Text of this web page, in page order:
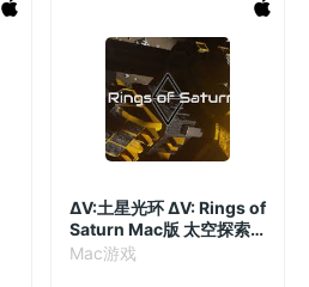
ΔV:土星光环 ΔV: Rings of
Saturn Mac版 太空探索
游戏 v1.53.4 直装版
Mac游戏